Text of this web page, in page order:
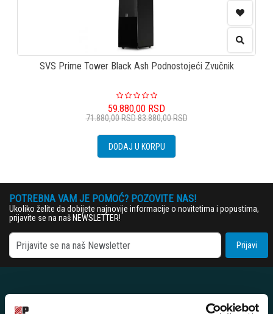
SVS Prime Tower Black Ash Podnostojeći Zvučnik
59.880,00 RSD
71.880,00RSD83.880,00RSD
DODAJ U KORPU
POTREBNA VAM JE POMOĆ? POZOVITE NAS!
Ukoliko želite da dobijete najnovije informacije o novitetima i popustima,
prijavite se na naš NEWSLETTER!
Prijavi